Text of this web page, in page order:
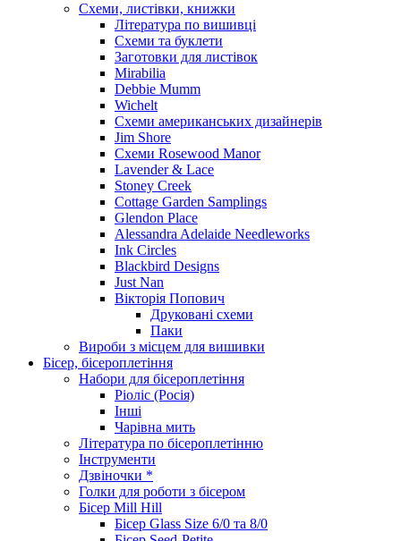
Схеми, листівки, книжки
Література по вишивці
Схеми та буклети
Заготовки для листівок
Mirabilia
Debbie Mumm
Wichelt
Схеми американських дизайнерів
Jim Shore
Cхеми Rosewood Manor
Lavender & Lace
Stoney Creek
Cottage Garden Samplings
Glendon Place
Alessandra Adelaide Needleworks
Ink Circles
Blackbird Designs
Just Nan
Вікторія Попович
Друковані схеми
Паки
Вироби з місцем для вишивки
Бісер, бісероплетіння
Набори для бісероплетіння
Ріоліс (Росія)
Інші
Чарівна мить
Література по бісероплетінню
Інструменти
Дзвіночки *
Голки для роботи з бісером
Бісер Mill Hill
Бісер Glass Size 6/0 та 8/0